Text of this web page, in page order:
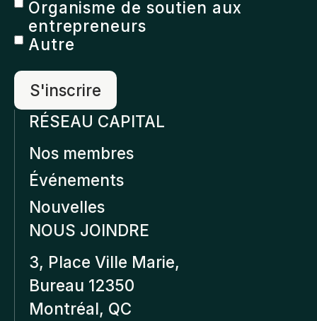
Organisme de soutien aux
entrepreneurs
Autre
RÉSEAU CAPITAL
Nos membres
Événements
Nouvelles
NOUS JOINDRE
3, Place Ville Marie,
Bureau 12350
Montréal, QC